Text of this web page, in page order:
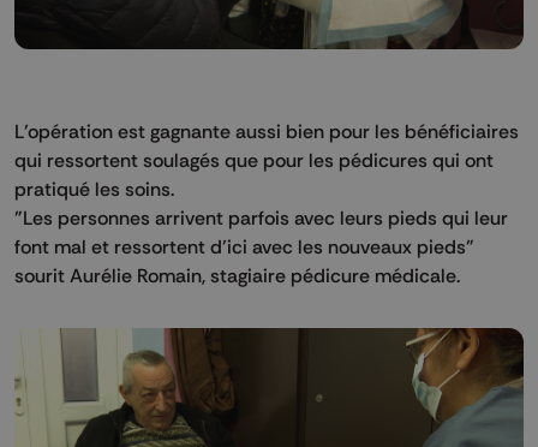
L’opération est gagnante aussi bien pour les bénéficiaires
qui ressortent soulagés que pour les pédicures qui ont
pratiqué les soins.
"Les personnes arrivent parfois avec leurs pieds qui leur
font mal et ressortent d’ici avec les nouveaux pieds"
sourit Aurélie Romain, stagiaire pédicure médicale.